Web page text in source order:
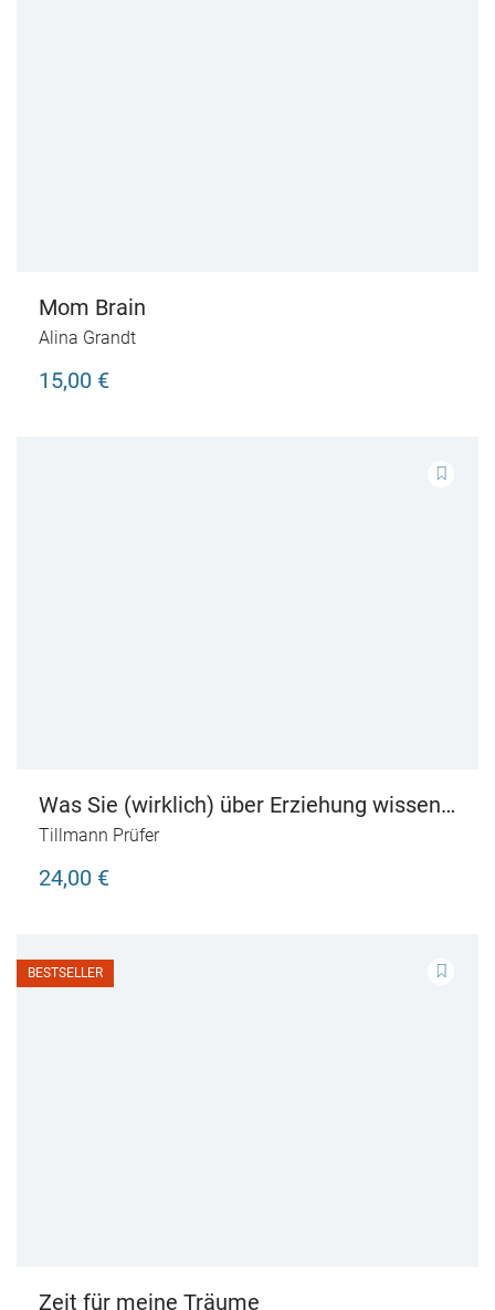
Mom Brain
Alina Grandt
15,00 €
Was Sie (wirklich) über Erziehung wissen
müssen
Tillmann Prüfer
24,00 €
BESTSELLER
Zeit für meine Träume